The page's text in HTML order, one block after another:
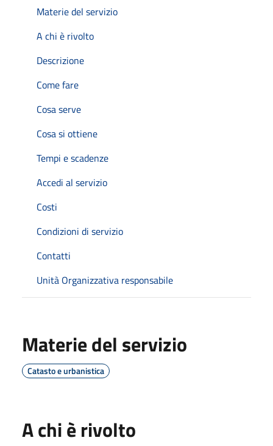
Materie del servizio
A chi è rivolto
Descrizione
Come fare
Cosa serve
Cosa si ottiene
Tempi e scadenze
Accedi al servizio
Costi
Condizioni di servizio
Contatti
Unità Organizzativa responsabile
Materie del servizio
Catasto e urbanistica
A chi è rivolto